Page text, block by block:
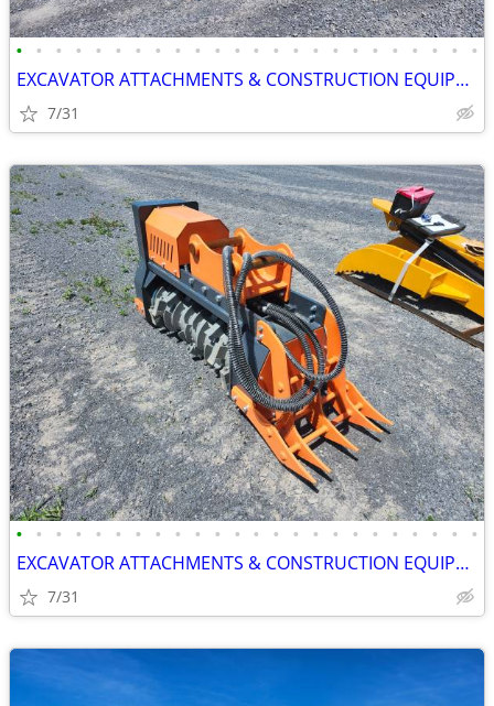
• • • • • • • • • • • • • • • • • • • • • • • •
EXCAVATOR ATTACHMENTS & CONSTRUCTION EQUIPMENT ON SALE!!!
7/31
• • • • • • • • • • • • • • • • • • • • • • • •
EXCAVATOR ATTACHMENTS & CONSTRUCTION EQUIPMENT ON SALE!!!
7/31